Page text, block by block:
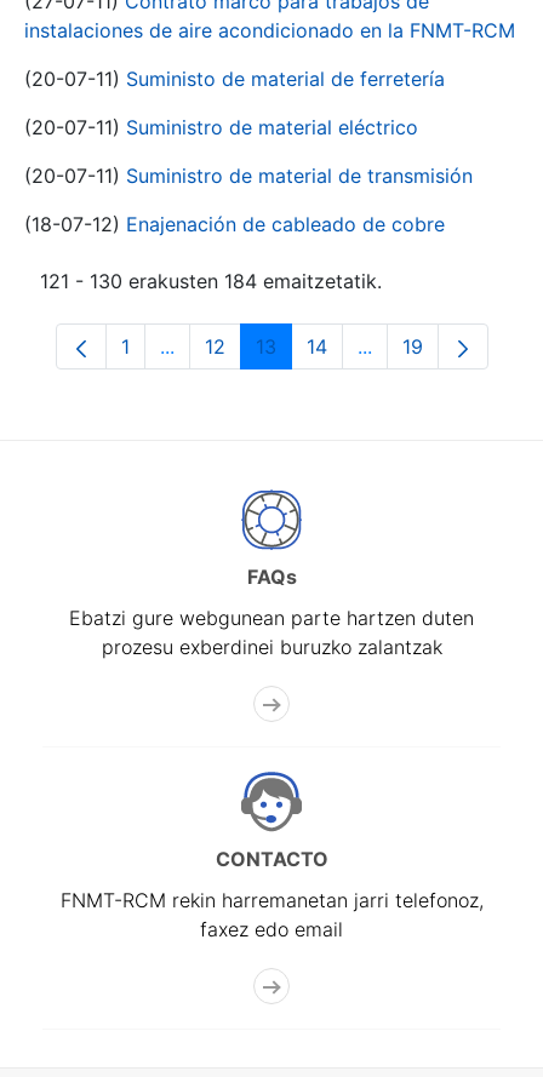
instalaciones de aire acondicionado en la FNMT-RCM
(20-07-11) Suministo de material de ferretería
(20-07-11) Suministro de material eléctrico
(20-07-11) Suministro de material de transmisión
(18-07-12) Enajenación de cableado de cobre
121 - 130 erakusten 184 emaitzetatik.
Orrialdea
1 ...Intermediate Pages Use TAB to navigate.
Orrialdea
12 Orrialdea
13 Orrialdea
14 ...Intermediate
Orrialdea
19
FAQs
Ebatzi gure webgunean parte hartzen duten
prozesu exberdinei buruzko zalantzak
CONTACTO
FNMT-RCM rekin harremanetan jarri telefonoz,
faxez edo email